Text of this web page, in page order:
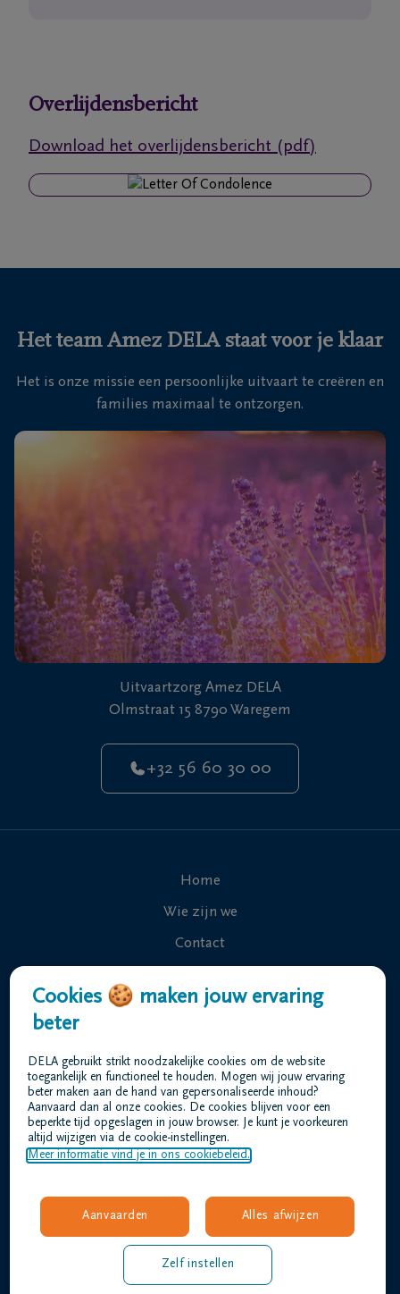
24u/24
+32
60Waregem
Overlijdensbericht
Download het overlijdensbericht (pdf)
Het team Amez DELA staat voor je klaar
Het is onze missie een persoonlijke uitvaart te creëren en
families maximaal te ontzorgen.
Uitvaartzorg Amez DELA
Olmstraat 15 8790 Waregem
+32 56 60 30 00
Home
Wie zijn we
Contact
Overlijdensberichten
Veelgestelde vragen
Gebruiksvoorwaarden
Privacyverklaring
Toegankelijkheidsverklaring
amez@dela.be
Cookies 🍪 maken jouw ervaring
beter
DELA gebruikt strikt noodzakelijke cookies om de website
toegankelijk en functioneel te houden. Mogen wij jouw ervaring
beter maken aan de hand van gepersonaliseerde inhoud?
Aanvaard dan al onze cookies. De cookies blijven voor een
beperkte tijd opgeslagen in jouw browser. Je kunt je voorkeuren
altijd wijzigen via de cookie-instellingen.
Meer informatie vind je in ons cookiebeleid.
Aanvaarden Alles afwijzen
Zelf instellen